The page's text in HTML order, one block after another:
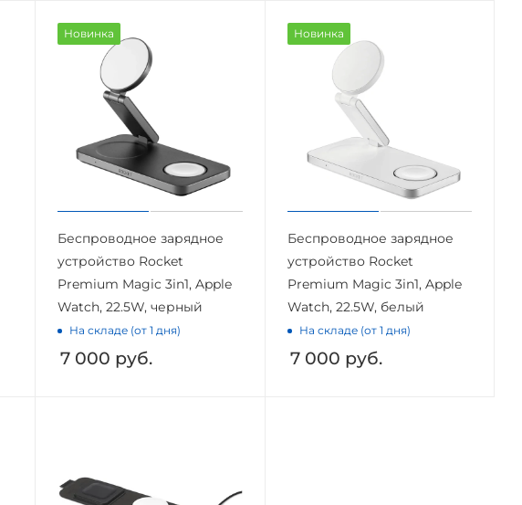
Новинка
Беспроводное зарядное
устройство Rocket
Premium Magic 3in1, Apple
Watch, 22.5W, черный
На складе (от 1 дня)
7 000 руб.
Новинка
Беспроводное зарядное
устройство Rocket
Premium Magic 3in1, Apple
Watch, 22.5W, белый
На складе (от 1 дня)
7 000 руб.